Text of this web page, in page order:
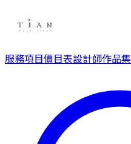
服務項目價目表設計師作品集